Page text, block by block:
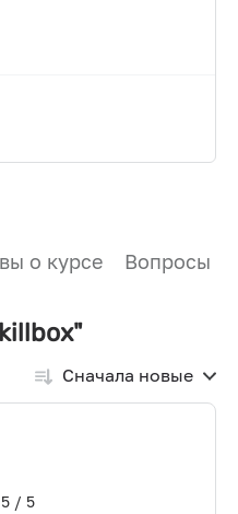
о курсе Вопросы и
Сначала новые
5/ 5